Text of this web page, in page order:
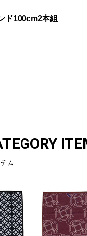
ド100cm2本組
ム